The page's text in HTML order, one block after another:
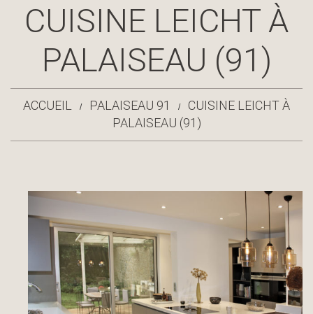
CUISINE LEICHT À
PALAISEAU (91)
ACCUEIL PALAISEAU 91
CUISINE LEICHT À
PALAISEAU (91)